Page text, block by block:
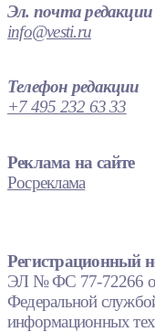
Эл. почта редакции
info@vesti.ru
Телефон редакции
+7 495 232 63 33
Реклама на сайте
Росреклама
Регистрационный
ЭЛ № ФС 77-72266 от
Федеральной
информационных